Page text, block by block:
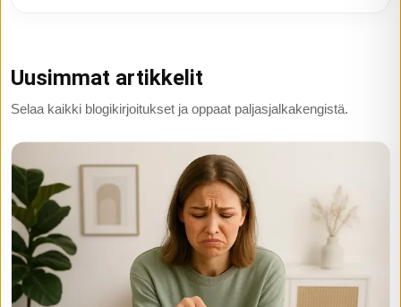
Uusimmat artikkelit
Selaa kaikki blogikirjoitukset ja oppaat paljasjalkakengistä.